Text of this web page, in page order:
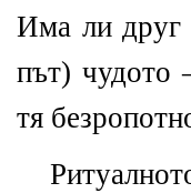
Има ли друг
път) чудото
тя